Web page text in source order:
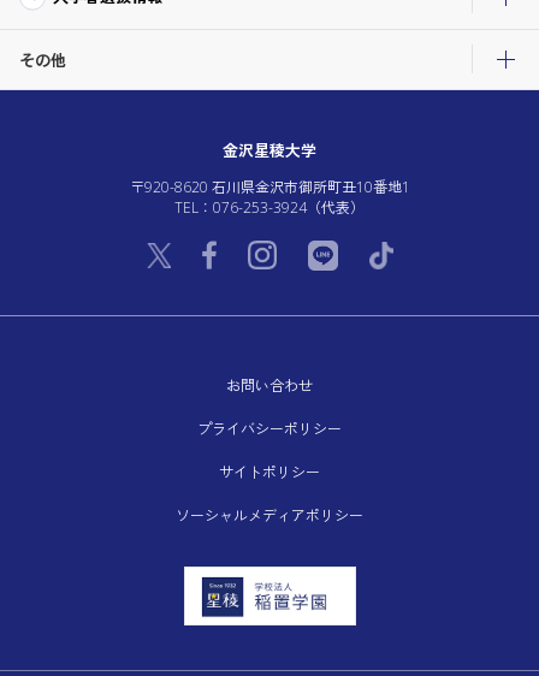
その他
金沢星稜大学
〒920-8620 石川県金沢市御所町丑10番地1
TEL：076-253-3924（代表）
お問い合わせ
プライバシーポリシー
サイトポリシー
ソーシャルメディアポリシー